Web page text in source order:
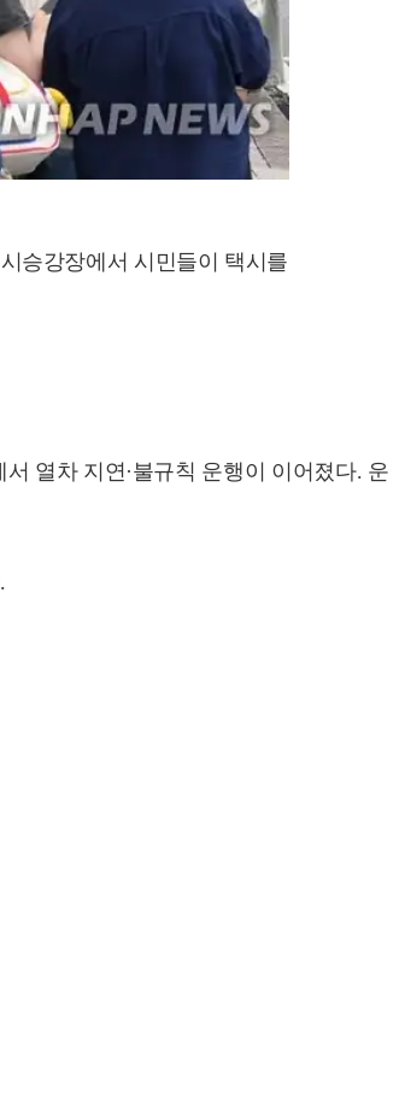
승강장에서 시민들이 택시를
열차 지연·불규칙 운행이 이어졌다. 운